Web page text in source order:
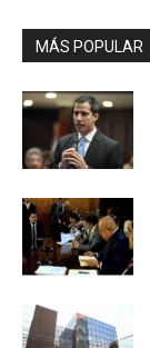
MÁS POPULAR